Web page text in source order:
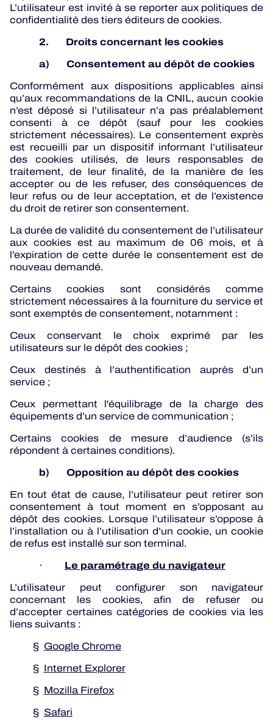
L’utilisateur est invité à se reporter aux politiques de
confidentialité des tiers éditeurs de cookies.
2. Droits concernant les cookies
a) Consentement au dépôt de cookies
Conformément aux dispositions applicables ainsi
qu’aux recommandations de la CNIL, aucun cookie
n’est déposé si l’utilisateur n’a pas préalablement
consenti à ce dépôt (sauf pour les cookies
strictement nécessaires). Le consentement exprès
est recueilli par un dispositif informant l’utilisateur
des cookies utilisés, de leurs responsables de
traitement, de leur finalité, de la manière de les
accepter ou de les refuser, des conséquences de
leur refus ou de leur acceptation, et de l’existence
du droit de retirer son consentement.
La durée de validité du consentement de l’utilisateur
aux cookies est au maximum de 06 mois, et à
l’expiration de cette durée le consentement est de
nouveau demandé.
Certains cookies sont considérés comme
strictement nécessaires à la fourniture du service et
sont exemptés de consentement, notamment :
Ceux conservant le choix exprimé par les
utilisateurs sur le dépôt des cookies ;
Ceux destinés à l’authentification auprès d’un
service ;
Ceux permettant l'équilibrage de la charge des
équipements d’un service de communication ;
Certains cookies de mesure d’audience (s’ils
répondent à certaines conditions).
b) Opposition au dépôt des cookies
En tout état de cause, l’utilisateur peut retirer son
consentement à tout moment en s’opposant au
dépôt des cookies. Lorsque l’utilisateur s’oppose à
l’installation ou à l’utilisation d’un cookie, un cookie
de refus est installé sur son terminal.
· Le paramétrage du navigateur
L’utilisateur peut configurer son navigateur
concernant les cookies, afin de refuser ou
d’accepter certaines catégories de cookies via les
liens suivants :
§ Google Chrome
§ Internet Explorer
§ Mozilla Firefox
§ Safari